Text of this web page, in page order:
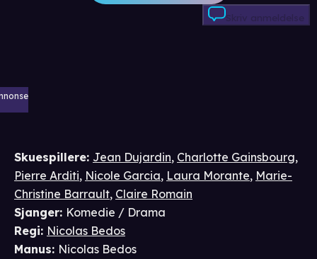
Skriv anmeldelse
Skuespillere: Jean Dujardin, Charlotte Gainsbourg,
Pierre Arditi, Nicole Garcia, Laura Morante, Marie-
Christine Barrault, Claire Romain
Sjanger: Komedie / Drama
Regi: Nicolas Bedos
Manus: Nicolas Bedos